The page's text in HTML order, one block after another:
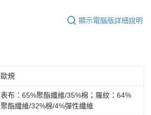
顯示電腦版詳細說明
歐規
表布：65%聚酯纖維/35%棉；羅紋：64%
聚酯纖維/32%棉/4%彈性纖維